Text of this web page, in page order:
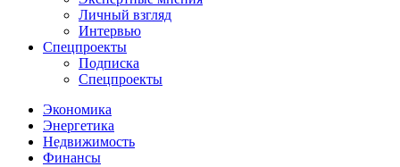
Личный взгляд
Интервью
Спецпроекты
Подписка
Спецпроекты
Экономика
Энергетика
Недвижимость
Финансы